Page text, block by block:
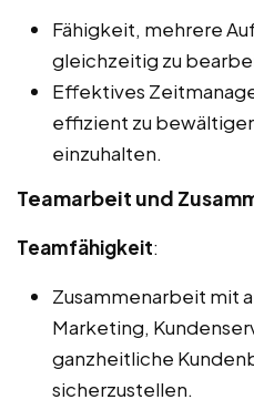
Fähigkeit, mehrere
gleichzeitig zu
Effektives
effizient zu
einzuhalten.
Teamarbeit und
Teamfähigkeit:
Zusammenarbeit mit
Marketing,
ganzheitliche
sicherzustellen.